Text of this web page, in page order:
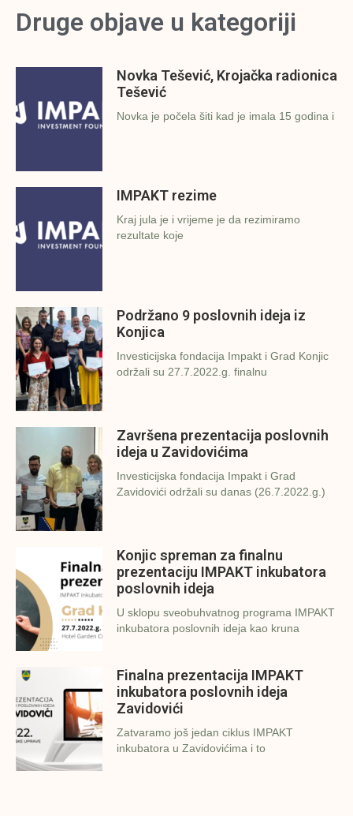
Druge objave u kategoriji
Novka Tešević, Krojačka radionica
Tešević
Novka je počela šiti kad je imala 15 godina i
IMPAKT rezime
Kraj jula je i vrijeme je da rezimiramo
rezultate koje
Podržano 9 poslovnih ideja iz
Konjica
Investicijska fondacija Impakt i Grad Konjic
održali su 27.7.2022.g. finalnu
Završena prezentacija poslovnih
ideja u Zavidovićima
Investicijska fondacija Impakt i Grad
Zavidovići održali su danas (26.7.2022.g.)
Konjic spreman za finalnu
prezentaciju IMPAKT inkubatora
poslovnih ideja
U sklopu sveobuhvatnog programa IMPAKT
inkubatora poslovnih ideja kao kruna
Finalna prezentacija IMPAKT
inkubatora poslovnih ideja
Zavidovići
Zatvaramo još jedan ciklus IMPAKT
inkubatora u Zavidovićima i to